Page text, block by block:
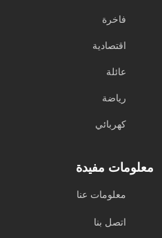
فاخرة
اقتصادية
عائلة
رياضة
كهربائي
معلومات مفيدة
معلومات عنا
اتصل بنا